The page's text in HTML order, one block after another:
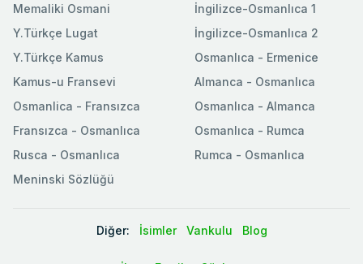
Memaliki Osmani
Y.Türkçe Lugat
Y.Türkçe Kamus
İngilizce-Osmanlıca 1
İngilizce-Osmanlıca 2
Osmanlıca - Ermenice
Kamus-u Fransevi
Osmanlica - Fransızca
Fransızca - Osmanlıca
Rusca - Osmanlıca
Meninski Sözlüğü
Almanca - Osmanlıca
Osmanlıca - Almanca
Osmanlıca - Rumca
Rumca - Osmanlıca
Diğer: İsimler Vankulu Blog